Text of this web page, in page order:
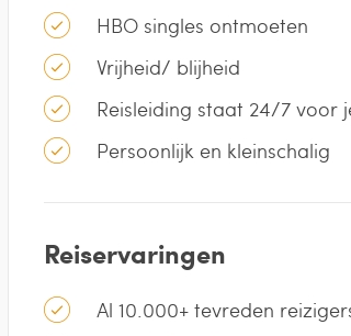
HBO singles ontmoeten
Vrijheid/ blijheid
Reisleiding staat 24/7 voor
Persoonlijk en kleinschalig
Reiservaringen
Al 10.000+ tevreden